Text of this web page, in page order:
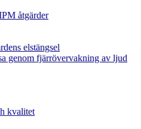
åtgärder
elstängsel
genom fjärrövervakning av ljud
kvalitet